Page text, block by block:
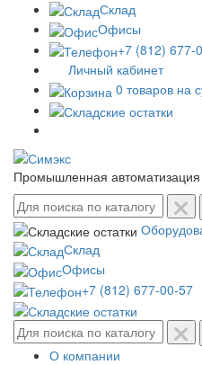
Склад
Офисы
+7 (812) 677-
Личный кабинет
0 товаров на
Промышленная автоматизация
Склад
Офисы
+7 (812) 677-00-57
О компании